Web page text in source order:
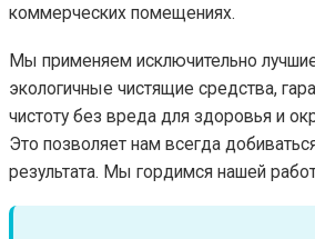
коммерческих помещениях.
Мы применяем исключительно
экологичные чистящие средства,
чистоту без вреда для здоровья и
Это позволяет нам всегда
результата. Мы гордимся нашей